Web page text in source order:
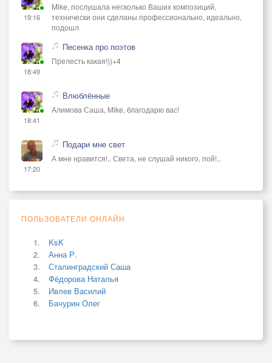
19:16
Mike, послушала несколько Ваших композиций,
технически они сделаны профессионально, идеально,
подошл
18:49
Песенка про поэтов
Прелесть какая!))+4
18:41
Влюблённые
Алимова Саша, Mike, благодарю вас!
17:20
Подари мне свет
А мне нравится!.. Света, не слушай никого, пой!..
ПОЛЬЗОВАТЕЛИ ОНЛАЙН
KsK
Анна Р.
Сталинградский Саша
Фёдорова Наталья
Ивлев Василий
Бачурин Олег